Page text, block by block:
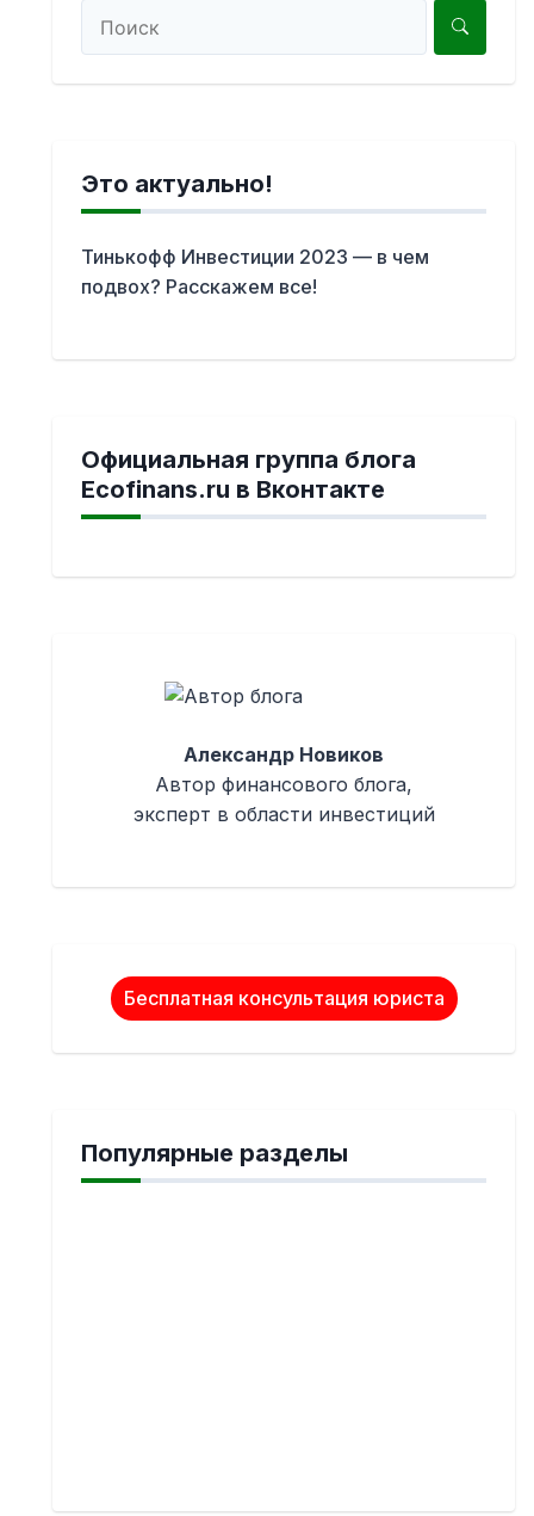
Это актуально!
Тинькофф Инвестиции 2023 — в чем
подвох? Расскажем все!
Официальная группа блога
Ecofinans.ru в Вконтакте
Александр Новиков
Автор финансового блога,
эксперт в области инвестиций
Бесплатная консультация юриста
Популярные разделы